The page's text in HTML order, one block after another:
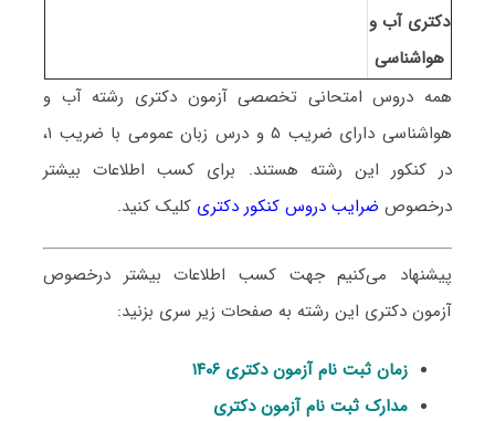
دکتری آب و
هواشناسی
همه دروس امتحانی تخصصی آزمون دکتری رشته آب و
هواشناسی دارای ضریب ۵ و درس زبان عمومی با ضریب ۱،
در کنکور این رشته هستند. برای کسب اطلاعات بیشتر
درخصوص ضرایب دروس کنکور دکتری کلیک کنید.
پیشنهاد می‌کنیم جهت کسب اطلاعات بیشتر درخصوص
آزمون دکتری این رشته به صفحات زیر سری بزنید:
زمان ثبت نام آزمون دکتری ۱۴۰۶
مدارک ثبت نام آزمون دکتری